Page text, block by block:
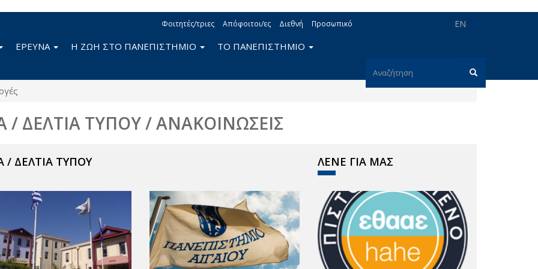
EN
Φοιτητές/τριες Απόφοιτοι/ες Διεθνή Προσωπικό
Φόρμα
ΕΡΕΥΝΑ Η ΖΩΗ ΣΤΟ ΠΑΝΕΠΙΣΤΗΜΙΟ ΤΟ ΠΑΝΕΠΙΣΤΗΜΙΟ
/ ΔΕΛΤΙΑ ΤΥΠΟΥ / ΑΝΑΚΟΙΝΩΣΕΙΣ
/ ΔΕΛΤΙΑ ΤΥΠΟΥ ΛΕΝΕ ΓΙΑ ΜΑΣ